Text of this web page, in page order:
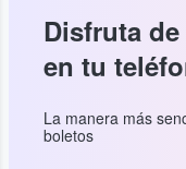
Disfruta
en tu
La manera más
boletos